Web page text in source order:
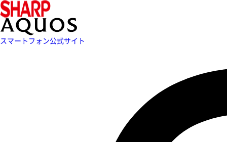
スマートフォン公式サイト